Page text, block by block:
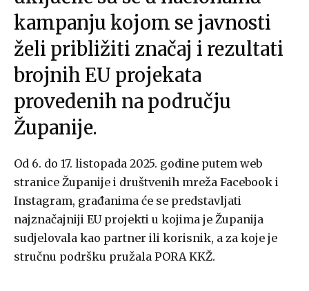
kampanju kojom se javnosti
želi približiti značaj i rezultati
brojnih EU projekata
provedenih na području
Županije.
Od 6. do 17. listopada 2025. godine putem web
stranice Županije i društvenih mreža Facebook i
Instagram, građanima će se predstavljati
najznačajniji EU projekti u kojima je Županija
sudjelovala kao partner ili korisnik, a za koje je
stručnu podršku pružala PORA KKŽ.